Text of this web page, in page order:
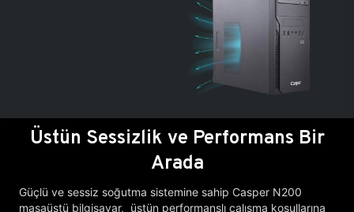
Üstün Sessizlik ve Performans Bir
Arada
Güçlü ve sessiz soğutma sistemine sahip Casper N200
masaüstü bilgisayar, üstün performanslı çalışma koşullarına